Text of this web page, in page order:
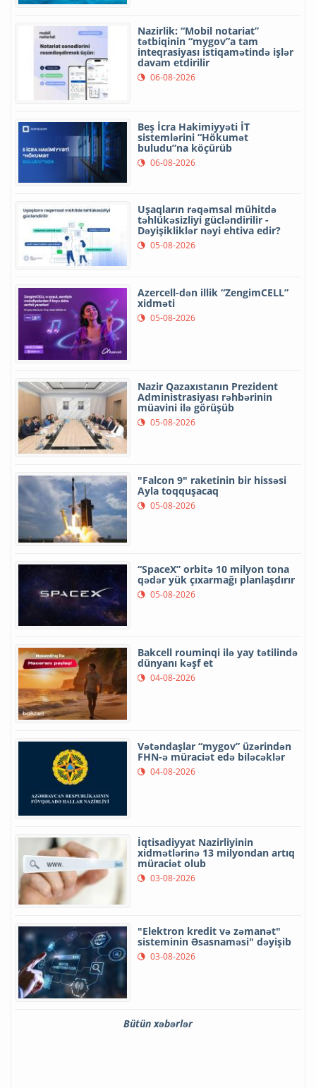
Nazirlik: “Mobil notariat”
tətbiqinin “mygov”a tam
inteqrasiyası istiqamətində işlər
davam etdirilir
06-08-2026
Beş İcra Hakimiyyəti İT
sistemlərini “Hökumət
buludu”na köçürüb
06-08-2026
Uşaqların rəqəmsal mühitdə
təhlükəsizliyi gücləndirilir -
Dəyişikliklər nəyi ehtiva edir?
05-08-2026
Azercell-dən illik “ZengimCELL”
xidməti
05-08-2026
Nazir Qazaxıstanın Prezident
Administrasiyası rəhbərinin
müavini ilə görüşüb
05-08-2026
"Falcon 9" raketinin bir hissəsi
Ayla toqquşacaq
05-08-2026
“SpaceX” orbitə 10 milyon tona
qədər yük çıxarmağı planlaşdırır
05-08-2026
Bakcell rouminqi ilə yay tətilində
dünyanı kəşf et
04-08-2026
Vətəndaşlar “mygov” üzərindən
FHN-ə müraciət edə biləcəklər
04-08-2026
İqtisadiyyat Nazirliyinin
xidmətlərinə 13 milyondan artıq
müraciət olub
03-08-2026
"Elektron kredit və zəmanət"
sisteminin Əsasnaməsi" dəyişib
03-08-2026
Bütün xəbərlər